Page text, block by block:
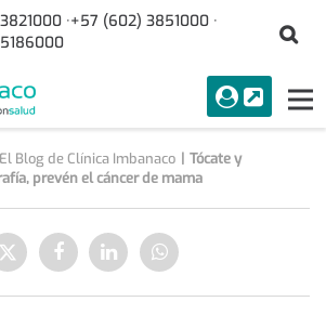
·+57 (602) 3851000 ·
menuAcceso
Buscar
El Blog de Clínica Imbanaco
Tócate y
prevén el cáncer de mama
Enviar
a
Twitter
Compartir
en
Facebook
Compartir
en
Linkedin
Compartir
en
WhatsApp